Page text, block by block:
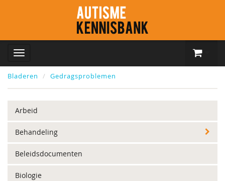
Bladeren Gedragsproblemen
Arbeid
Behandeling
Beleidsdocumenten
Biologie